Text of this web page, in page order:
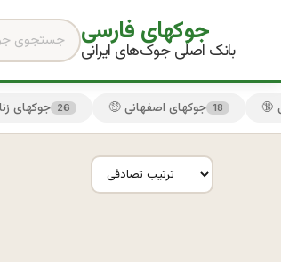
جوکهای فارسی
بانک اصلی جوک‌های ایرانی
👩 جوکهای 26 🤑 جوکهای اصفهانی 18